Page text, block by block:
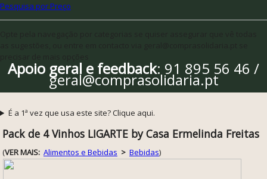
Pesquisa por Preço
Apoio geral e feedback: 91 895 56 46 /
geral@comprasolidaria.pt
É a 1ª vez que usa este site? Clique aqui.
Pack de 4 Vinhos LIGARTE by Casa Ermelinda Freitas
(VER MAIS: Alimentos e Bebidas > Bebidas)